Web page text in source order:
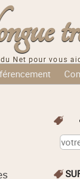
Net pour vous